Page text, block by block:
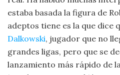
estaba basada la figura de
adeptos tiene es la que dice
Dalkowski, jugador que no
grandes ligas, pero que se
lanzamiento más rápido de